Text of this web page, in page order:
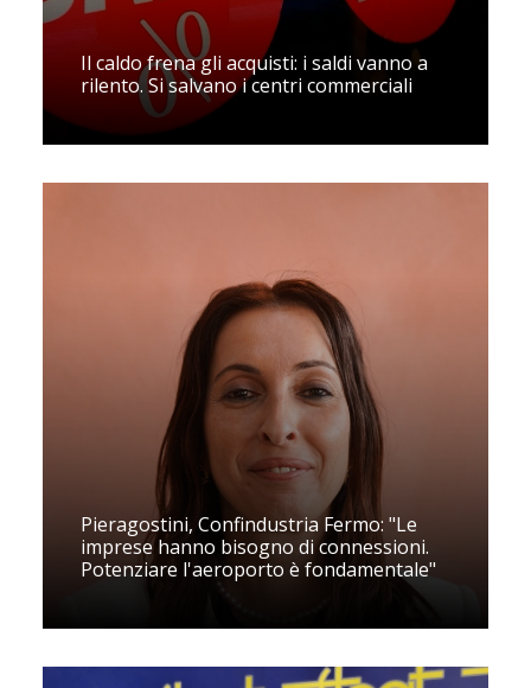
Il caldo frena gli acquisti: i saldi vanno a
rilento. Si salvano i centri commerciali
Pieragostini, Confindustria Fermo: "Le
imprese hanno bisogno di connessioni.
Potenziare l'aeroporto è fondamentale"